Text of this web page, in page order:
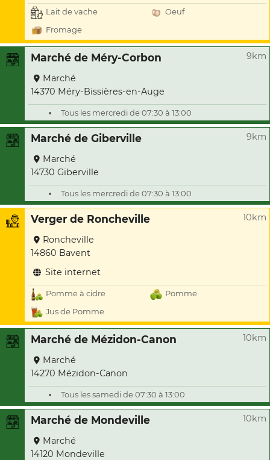
Lait de vache
Oeuf
Fromage
Marché de Méry-Corbon 9km
Marché
14370 Méry-Bissières-en-Auge
Tous les mercredi de 07:30 à 13:00
Marché de Giberville 9km
Marché
14730 Giberville
Tous les mercredi de 07:30 à 13:00
Verger de Roncheville 10km
Roncheville
14860 Bavent
Site internet
Pomme à cidre
Pomme
Jus de Pomme
Marché de Mézidon-Canon 10km
Marché
14270 Mézidon-Canon
Tous les samedi de 07:30 à 13:00
Marché de Mondeville 10km
Marché
14120 Mondeville